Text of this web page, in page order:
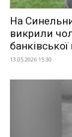
На
викрили
банківської
13.05.2026 15:30